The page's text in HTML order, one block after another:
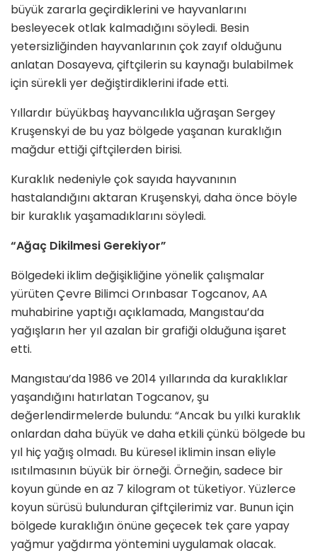
büyük zararla geçirdiklerini ve hayvanlarını
besleyecek otlak kalmadığını söyledi. Besin
yetersizliğinden hayvanlarının çok zayıf olduğunu
anlatan Dosayeva, çiftçilerin su kaynağı bulabilmek
için sürekli yer değiştirdiklerini ifade etti.
Yıllardır büyükbaş hayvancılıkla uğraşan Sergey
Kruşenskyi de bu yaz bölgede yaşanan kuraklığın
mağdur ettiği çiftçilerden birisi.
Kuraklık nedeniyle çok sayıda hayvanının
hastalandığını aktaran Kruşenskyi, daha önce böyle
bir kuraklık yaşamadıklarını söyledi.
“Ağaç Dikilmesi Gerekiyor”
Bölgedeki iklim değişikliğine yönelik çalışmalar
yürüten Çevre Bilimci Orınbasar Togcanov, AA
muhabirine yaptığı açıklamada, Mangıstau’da
yağışların her yıl azalan bir grafiği olduğuna işaret
etti.
Mangıstau’da 1986 ve 2014 yıllarında da kuraklıklar
yaşandığını hatırlatan Togcanov, şu
değerlendirmelerde bulundu: “Ancak bu yılki kuraklık
onlardan daha büyük ve daha etkili çünkü bölgede bu
yıl hiç yağış olmadı. Bu küresel iklimin insan eliyle
ısıtılmasının büyük bir örneği. Örneğin, sadece bir
koyun günde en az 7 kilogram ot tüketiyor. Yüzlerce
koyun sürüsü bulunduran çiftçilerimiz var. Bunun için
bölgede kuraklığın önüne geçecek tek çare yapay
yağmur yağdırma yöntemini uygulamak olacak.